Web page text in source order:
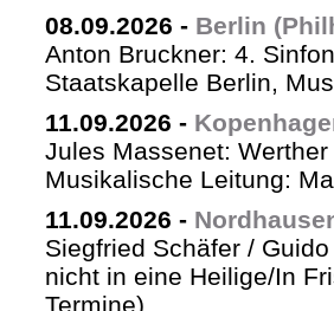
08.09.2026 - Berlin
Anton Bruckner: 4.
Staatskapelle Berlin,
11.09.2026 -
Jules Massenet: Werther
Musikalische Leitung:
11.09.2026 -
Siegfried Schäfer /
nicht in eine Heilige/In
Termine)